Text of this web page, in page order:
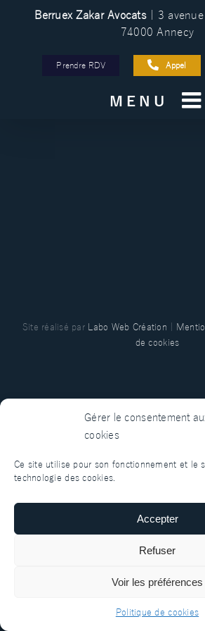
Gérer le consentement
cookies
Ce site utilise pour son fonctionnement et le
technologie des cookies.
Accepter
Refuser
Voir les préférences
Politique de cookies
PasserBerruex Zakar Avocats| 3 avenue
74000 Annecy
Prendre RDV Appel
Site réalisé par Labo Web Création
de cookies